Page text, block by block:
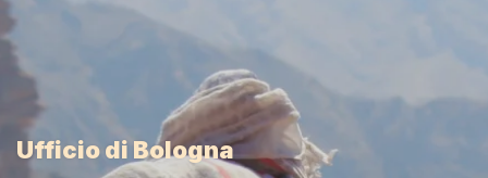
Ufficio di Bologna